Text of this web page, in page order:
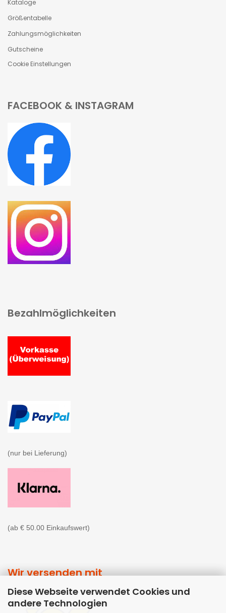
Diese Webseite verwendet Cookies und
andere Technologien
Kataloge
Größentabelle
Zahlungsmöglichkeiten
Gutscheine
Cookie Einstellungen
FACEBOOK & INSTAGRAM
Bezahlmöglichkeiten
(nur bei Lieferung)
(ab € 50.00 Einkaufswert)
Wir versenden mit